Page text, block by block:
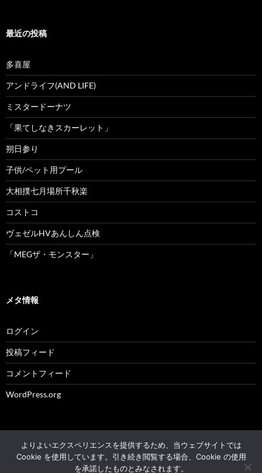
最近の投稿
多喜屋
アンドライフ(AND LIFE)
ミスタードーナツ
「果てしなきスカーレット」
朔日参り
子供/ペット用プール
大相撲七月場所千秋楽
コストコ
ヴェゼルHVあんしん点検
「MEGザ・モンスター」
メタ情報
ログイン
投稿フィード
コメントフィード
WordPress.org
© 2004 - 2026 NK's weblog All rights reserved.
よりよいエクスペリエンスを提供するため、当ウェブサイトでは
Cookie を使用しています。引き続き閲覧する場合、Cookie の使用
を承諾したものとみなされます。